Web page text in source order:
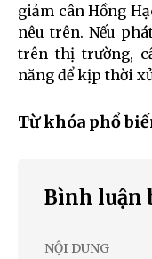
giảm cân Hồng
nêu trên. Nếu
trên thị trường,
năng để kịp thời
Từ khóa phổ
Bình luận